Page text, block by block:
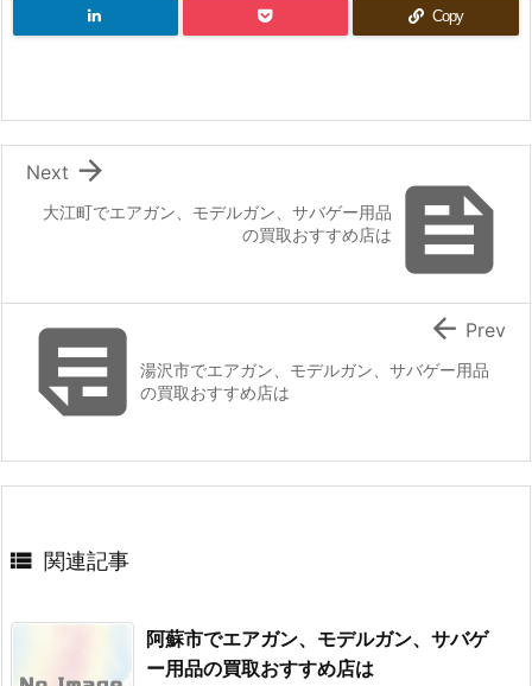
Copy

大江町でエアガン、モデルガン、サバゲー用品
の買取おすすめ店は

Next
湯沢市でエアガン、モデルガン、サバゲー用品
の買取おすすめ店は
 Prev
 関連記事
阿蘇市でエアガン、モデルガン、サバゲ
ー用品の買取おすすめ店は